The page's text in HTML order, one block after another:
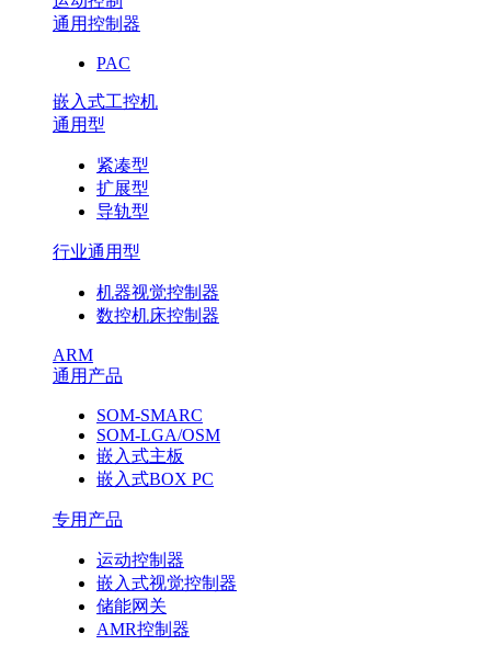
通用控制器
PAC
嵌入式工控机
通用型
紧凑型
扩展型
导轨型
行业通用型
机器视觉控制器
数控机床控制器
ARM
通用产品
SOM-SMARC
SOM-LGA/OSM
嵌入式主板
嵌入式BOX PC
专用产品
运动控制器
嵌入式视觉控制器
储能网关
AMR控制器